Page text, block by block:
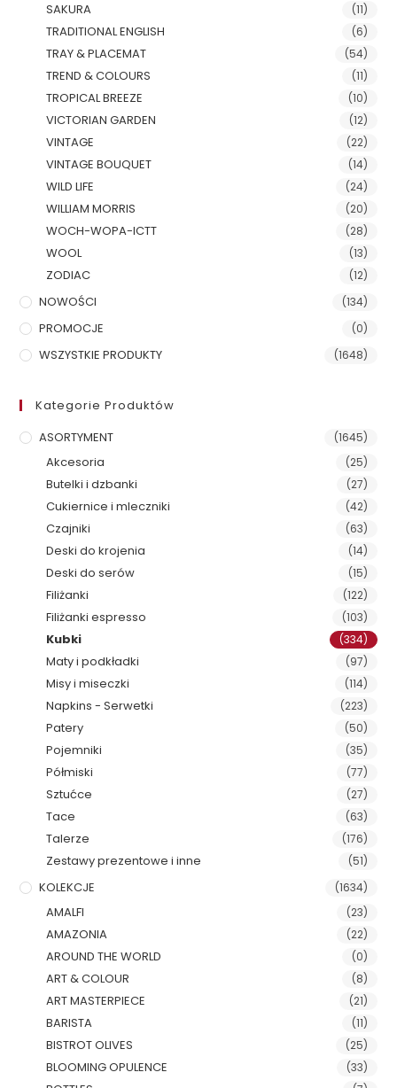
SAKURA (11)
TRADITIONAL ENGLISH (6)
TRAY & PLACEMAT (54)
TREND & COLOURS (11)
TROPICAL BREEZE (10)
VICTORIAN GARDEN (12)
VINTAGE (22)
VINTAGE BOUQUET (14)
WILD LIFE (24)
WILLIAM MORRIS (20)
WOCH-WOPA-ICTT (28)
WOOL (13)
ZODIAC (12)
NOWOŚCI (134)
PROMOCJE (0)
WSZYSTKIE PRODUKTY (1648)
Kategorie Produktów
ASORTYMENT
(1645)
Akcesoria (25)
Butelki i dzbanki (27)
Cukiernice i mleczniki (42)
Czajniki (63)
Deski do krojenia (14)
Deski do serów (15)
Filiżanki (122)
Filiżanki espresso (103)
Kubki (334)
Maty i podkładki (97)
Misy i miseczki (114)
Napkins - Serwetki (223)
Patery (50)
Pojemniki (35)
Półmiski (77)
Sztućce (27)
Tace (63)
Talerze (176)
Zestawy prezentowe i inne (51)
KOLEKCJE (1634)
AMALFI (23)
AMAZONIA (22)
AROUND THE WORLD (0)
ART & COLOUR (8)
ART MASTERPIECE (21)
BARISTA (11)
BISTROT OLIVES (25)
BLOOMING OPULENCE (33)